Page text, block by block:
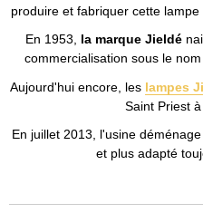
produire et fabriquer cette
En 1953, la marque Jieldé
commercialisation sous le nom
Aujourd'hui encore, les lampes
Saint Priest à
En juillet 2013, l'usine
et plus adapté